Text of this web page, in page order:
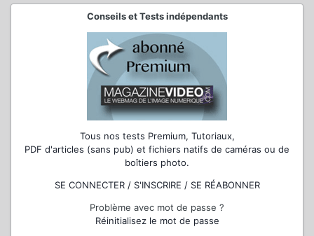
Conseils et Tests indépendants
Tous nos tests Premium, Tutoriaux,
PDF d'articles (sans pub) et fichiers natifs de caméras ou de
boîtiers photo.
SE CONNECTER / S'INSCRIRE / SE RÉABONNER
Problème avec mot de passe ?
Réinitialisez le mot de passe